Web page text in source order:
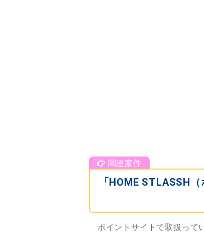
「HOME STLASSH
ポイントサイトで取扱って